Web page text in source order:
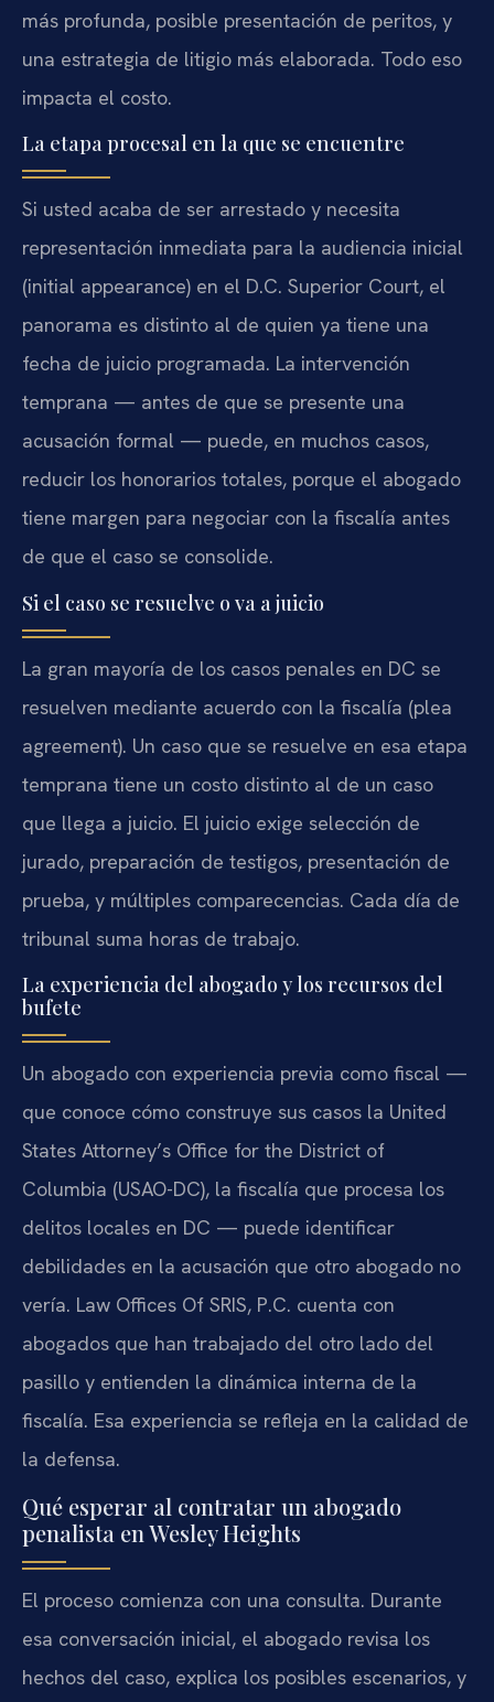
más profunda, posible presentación de peritos, y
una estrategia de litigio más elaborada. Todo eso
impacta el costo.
La etapa procesal en la que se encuentre
Si usted acaba de ser arrestado y necesita
representación inmediata para la audiencia inicial
(initial appearance) en el D.C. Superior Court, el
panorama es distinto al de quien ya tiene una
fecha de juicio programada. La intervención
temprana — antes de que se presente una
acusación formal — puede, en muchos casos,
reducir los honorarios totales, porque el abogado
tiene margen para negociar con la fiscalía antes
de que el caso se consolide.
Si el caso se resuelve o va a juicio
La gran mayoría de los casos penales en DC se
resuelven mediante acuerdo con la fiscalía (plea
agreement). Un caso que se resuelve en esa etapa
temprana tiene un costo distinto al de un caso
que llega a juicio. El juicio exige selección de
jurado, preparación de testigos, presentación de
prueba, y múltiples comparecencias. Cada día de
tribunal suma horas de trabajo.
La experiencia del abogado y los recursos del
bufete
Un abogado con experiencia previa como fiscal —
que conoce cómo construye sus casos la United
States Attorney’s Office for the District of
Columbia (USAO-DC), la fiscalía que procesa los
delitos locales en DC — puede identificar
debilidades en la acusación que otro abogado no
vería. Law Offices Of SRIS, P.C. cuenta con
abogados que han trabajado del otro lado del
pasillo y entienden la dinámica interna de la
fiscalía. Esa experiencia se refleja en la calidad de
la defensa.
Qué esperar al contratar un abogado
penalista en Wesley Heights
El proceso comienza con una consulta. Durante
esa conversación inicial, el abogado revisa los
hechos del caso, explica los posibles escenarios, y